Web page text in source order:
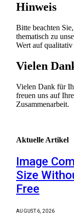
Hinweis
Bitte beachten
thematisch zu
Wert auf
Vielen
Vielen Dank für
freuen uns auf
Zusammenarbeit.
Aktuelle Artikel
Image
Size
Free
AUGUST 6, 2026